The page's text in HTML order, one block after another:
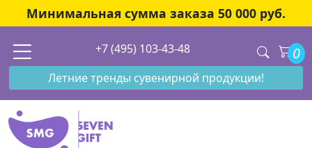
Минимальная сумма заказа 50 000 руб.
+7 (495) 103-43-48 0
Летние тренды сувенирной продукции!